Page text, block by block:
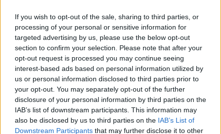
If you wish to opt-out of the sale, sharing to third parties, or
processing of your personal or sensitive information for
targeted advertising by us, please use the below opt-out
section to confirm your selection. Please note that after your
opt-out request is processed you may continue seeing
interest-based ads based on personal information utilized by
us or personal information disclosed to third parties prior to
your opt-out. You may separately opt-out of the further
disclosure of your personal information by third parties on the
IAB’s list of downstream participants. This information may
also be disclosed by us to third parties on the IAB’s List of
Downstream Participants that may further disclose it to other
Celníci odhalili gang překupníků papoušků, zajistili
stovku ptáků
5.8.2026 20:13 ( ČTK
Celníci odhalili gang
překupníků chráněných druhů
papoušků působící v několika
krajích a zajistili asi stovku
ptáků. S odchytem a
zajištěním zvířat celníkům pomohly zoo v Praze, Zlíně a Ostravě. V
ostravské zahradě také papoušci nalezli dočasné útočiště. V
tiskové zprávě nawebucelníků to oznámila mluvčí Celní správy ČR
Martina Kaňková. Případem se zabývá policie.